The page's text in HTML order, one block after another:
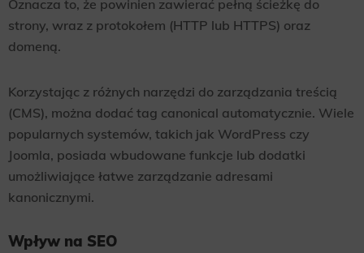
Oznacza to, że powinien zawierać pełną ścieżkę do
strony, wraz z protokołem (HTTP lub HTTPS) oraz
domeną.
Korzystając z różnych narzędzi do zarządzania treścią
(CMS), można dodać tag canonical automatycznie. Wiele
popularnych systemów, takich jak WordPress czy
Joomla, posiada wbudowane funkcje lub dodatki
umożliwiające łatwe zarządzanie adresami
kanonicznymi.
Wpływ na SEO